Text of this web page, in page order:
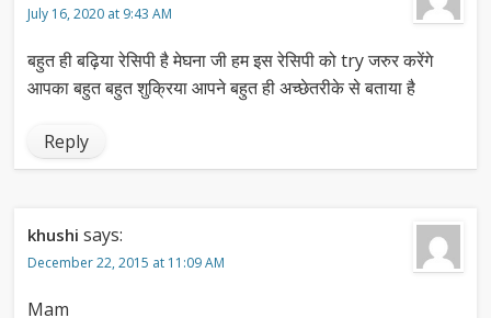
July 16, 2020 at 9:43 AM
बहुत ही बढ़िया रेसिपी है मेघना जी हम इस रेसिपी को try जरुर करेंगे
आपका बहुत बहुत शुक्रिया आपने बहुत ही अच्छेतरीके से बताया है
Reply
khushi says:
December 22, 2015 at 11:09 AM
Mam